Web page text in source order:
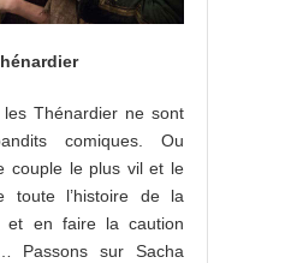
les Thénardier ne sont
comiques. Ou
couple le plus vil et le
toute l’histoire de la
et en faire la caution
Passons sur Sacha